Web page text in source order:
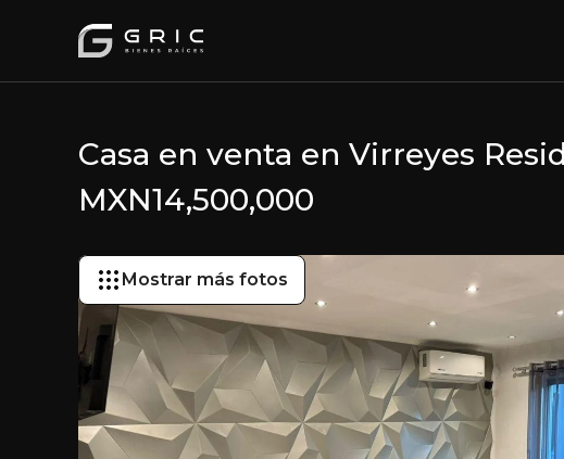
Casa en venta en Virreyes
MXN14,500,000
Mostrar más fotos